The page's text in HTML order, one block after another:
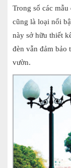
Trong số các
cũng là loại nổi
này sở hữu thiết
đèn vẫn đảm bảo
vườn.